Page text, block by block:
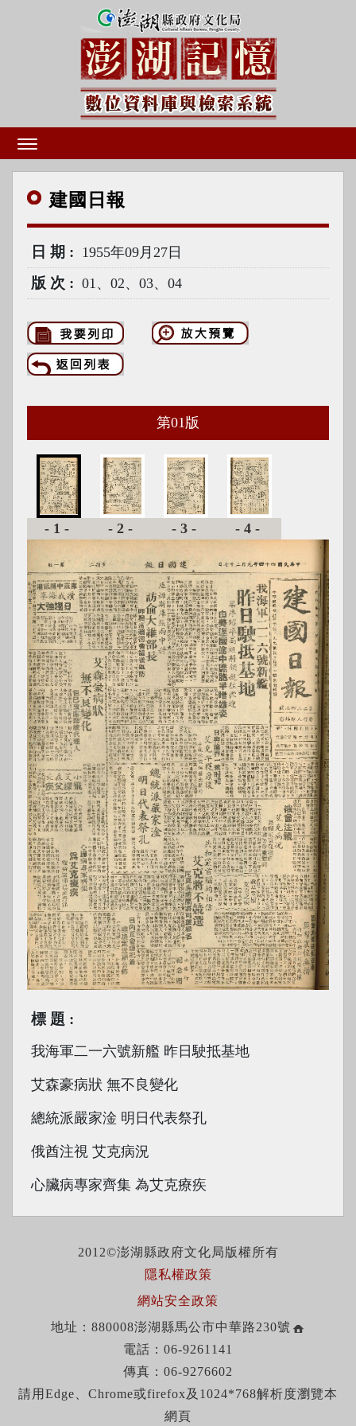
建國 日報
日期 1955年09月27日
版次 01、02、03、04
第01 版
-1- -2- -3- -4-
標題
我海軍二一六號新艦 昨日駛抵基地
艾森豪病狀 無不良變化
總統派嚴家淦 明日代表祭孔
俄酋注視 艾克病況
心臟病專家齊集 為艾克療疾
2012©澎湖縣政府文化局版權所有
隱私權政策
網站安全政策
地址：880008澎湖縣馬公市中華路230號
電話：06-9261141
傳真：06-9276602
請用Edge、Chrome或firefox及1024*768解析度瀏覽本
網頁